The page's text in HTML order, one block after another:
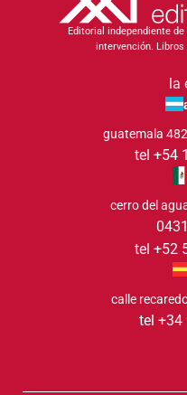
Editorial independiente
intervención.
la
guatemala
tel +54
cerro del
tel +52
calle
tel +34